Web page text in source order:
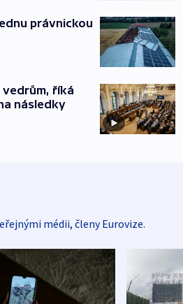
právnickou
říká
následky
médii, členy Eurovize.